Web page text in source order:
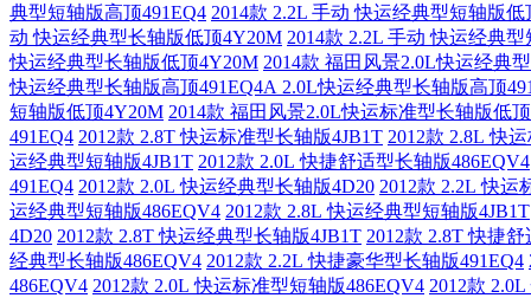
典型短轴版高顶491EQ4 2014款 2.2L 手动 快运经典型短轴版
动 快运经典型长轴版低顶4Y20M 2014款 2.2L 手动 快运经典
快运经典型长轴版低顶4Y20M 2014款 福田风景2.0L快运经典
快运经典型长轴版高顶491EQ4A 2.0L快运经典型长轴版高顶
短轴版低顶4Y20M 2014款 福田风景2.0L快运标准型长轴版低
491EQ4 2012款 2.8T 快运标准型长轴版4JB1T 2012款 2.8L 快
运经典型短轴版4JB1T 2012款 2.0L 快捷舒适型长轴版486EQV4
491EQ4 2012款 2.0L 快运经典型长轴版4D20 2012款 2.2L 快运
运经典型短轴版486EQV4 2012款 2.8L 快运经典型短轴版4JB1T
4D20 2012款 2.8T 快运经典型长轴版4JB1T 2012款 2.8T 快捷
经典型长轴版486EQV4 2012款 2.2L 快捷豪华型长轴版491EQ4
486EQV4 2012款 2.0L 快运标准型短轴版486EQV4 2012款